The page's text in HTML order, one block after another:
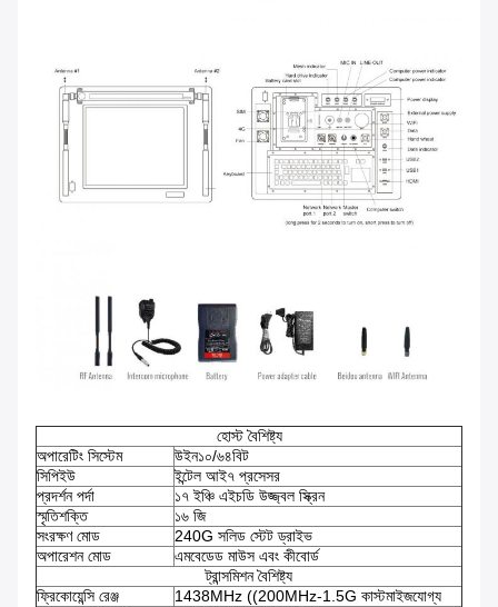
হোস্ট বৈশিষ্ট্য
অপারেটিং সিস্টেম
উইন১০/৬৪বিট
সিপিইউ
ইন্টেল আই৭ প্রসেসর
প্রদর্শন পর্দা
১৭ ইঞ্চি এইচডি উজ্জ্বল স্ক্রিন
স্মৃতিশক্তি
১৬ জি
সংরক্ষণ মোড
240G সলিড স্টেট ড্রাইভ
অপারেশন মোড
এমবেডেড মাউস এবং কীবোর্ড
ট্রান্সমিশন বৈশিষ্ট্য
ফ্রিকোয়েন্সি রেঞ্জ
1438MHz ((200MHz-1.5G কাস্টমাইজযোগ্য